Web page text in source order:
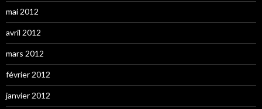
mai 2012
avril 2012
mars 2012
février 2012
janvier 2012